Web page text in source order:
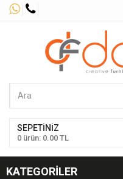
SEPETINIZ
0 ürün: 0.00 TL
KATEGORILER